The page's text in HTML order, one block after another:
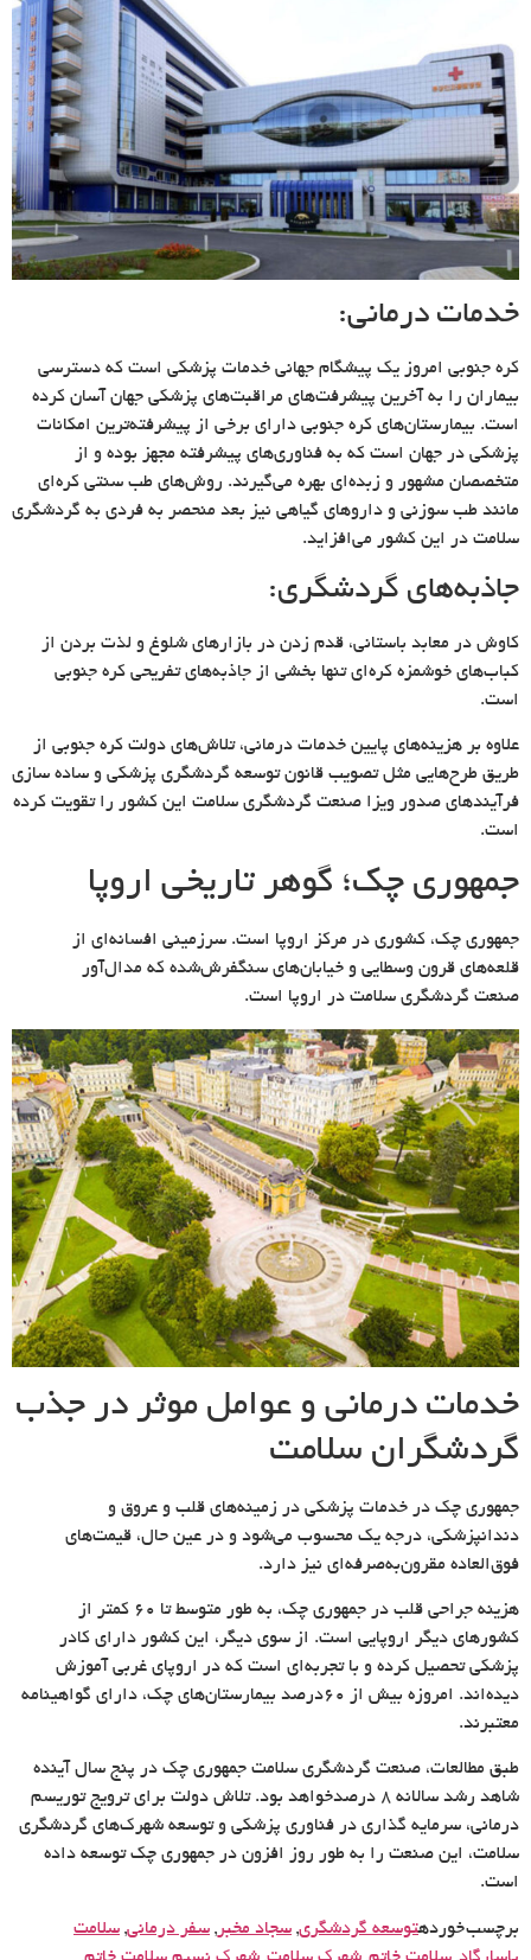
خدمات درمانی:
کره جنوبی امروز یک پیشگام جهانی خدمات پزشکی است که دسترسی
بیماران را به آخرین پیشرفت‌های مراقبت‌های پزشکی جهان آسان کرده
است. بیمارستان‌های کره جنوبی دارای برخی از پیشرفته‌ترین امکانات
پزشکی در جهان است که به فناوری‌های پیشرفته مجهز بوده و از
متخصصان مشهور و زبده‌ای بهره‌ می‌گیرند. روش‌های طب سنتی کره‌ای
مانند طب سوزنی و داروهای گیاهی نیز بعد منحصر به فردی به گردشگری
سلامت در این کشور می‌افزاید.
جاذبه‌های گردشگری:
کاوش در معابد باستانی، قدم زدن در بازارهای شلوغ و لذت بردن از
کباب‌های خوشمزه کره‌ای تنها بخشی از جاذبه‌های تفریحی کره‌ جنوبی
است.
علاوه بر هزینه‌های پایین خدمات درمانی، تلاش‌های دولت کره جنوبی از
طریق طرح‌هایی مثل تصویب قانون توسعه گردشگری پزشکی و ساده سازی
فرآیندهای صدور ویزا صنعت گردشگری سلامت این کشور را تقویت کرده
است.
جمهوری چک؛ گوهر تاریخی اروپا
جمهوری چک، کشوری در مرکز اروپا است. سرزمینی افسانه‌ای از
قلعه‌های قرون وسطایی و خیابان‌های سنگفرش‌شده که مدال‌آور
صنعت گردشگری سلامت در اروپا است.
خدمات درمانی و عوامل موثر در جذب
گردشگران سلامت
جمهوری چک در خدمات پزشکی در زمینه‌های قلب و عروق و
دندانپزشکی، درجه یک محسوب می‌شود و در عین حال، قیمت‌های
فوق‌العاده مقرون‌به‌صرفه‌ای نیز دارد.
هزینه جراحی قلب در جمهوری چک، به طور متوسط تا ۶۰ کمتر از
کشورهای دیگر اروپایی است. از سوی دیگر، این کشور دارای کادر
پزشکی تحصیل کرده و با تجربه‌ای است که در اروپای غربی آموزش
دیده‌اند. امروزه بیش از ۶۰درصد بیمارستان‌های چک، دارای گواهینامه
معتبرند.
طبق مطالعات، صنعت گردشگری سلامت جمهوری چک در پنج سال آینده
شاهد رشد سالانه ۸ درصدخواهد بود. تلاش دولت برای ترویج توریسم
درمانی، سرمایه گذاری در فناوری پزشکی و توسعه شهرک‌های گردشگری
سلامت، این صنعت را به طور روز افزون در جمهوری چک توسعه داده
است.
برچسب خوردهتوسعه گردشگری, سجاد مخبر , سفر درمانی, سلامت